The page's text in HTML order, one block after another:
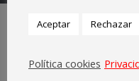
Aceptar Rechazar
Política cookies